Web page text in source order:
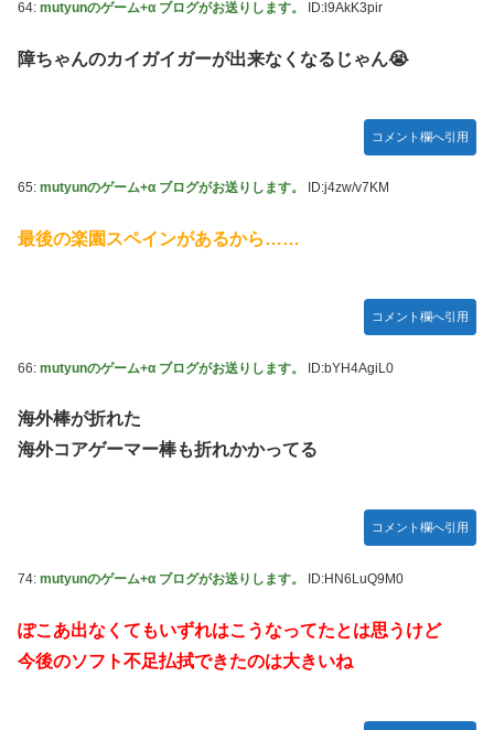
64: mutyunのゲーム+α ブログがお送りします。 ID:l9AkK3pir
障ちゃんのカイガイガーが出来なくなるじゃん😭
コメント欄へ引用
65: mutyunのゲーム+α ブログがお送りします。 ID:j4zw/v7KM
最後の楽園スペインがあるから……
コメント欄へ引用
66: mutyunのゲーム+α ブログがお送りします。 ID:bYH4AgiL0
海外棒が折れた
海外コアゲーマー棒も折れかかってる
コメント欄へ引用
74: mutyunのゲーム+α ブログがお送りします。 ID:HN6LuQ9M0
ぽこあ出なくてもいずれはこうなってたとは思うけど
今後のソフト不足払拭できたのは大きいね